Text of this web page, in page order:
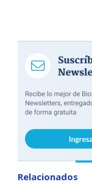
Relacionados